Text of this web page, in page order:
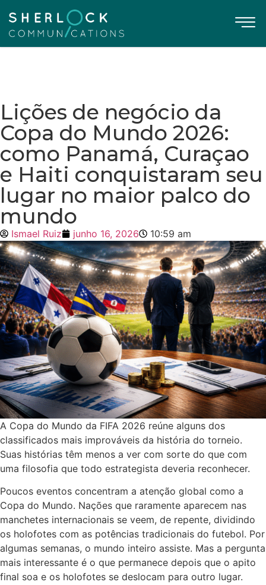
Lições de negócio da
Copa do Mundo 2026:
como Panamá, Curaçao
e Haiti conquistaram seu
lugar no maior palco do
mundo
Ismael Ruiz junho 16, 2026 10:59 am
A Copa do Mundo da FIFA 2026 reúne alguns dos
classificados mais improváveis da história do torneio.
Suas histórias têm menos a ver com sorte do que com
uma filosofia que todo estrategista deveria reconhecer.
Poucos eventos concentram a atenção global como a
Copa do Mundo. Nações que raramente aparecem nas
manchetes internacionais se veem, de repente, dividindo
os holofotes com as potências tradicionais do futebol. Por
algumas semanas, o mundo inteiro assiste. Mas a pergunta
mais interessante é o que permanece depois que o apito
final soa e os holofotes se deslocam para outro lugar.